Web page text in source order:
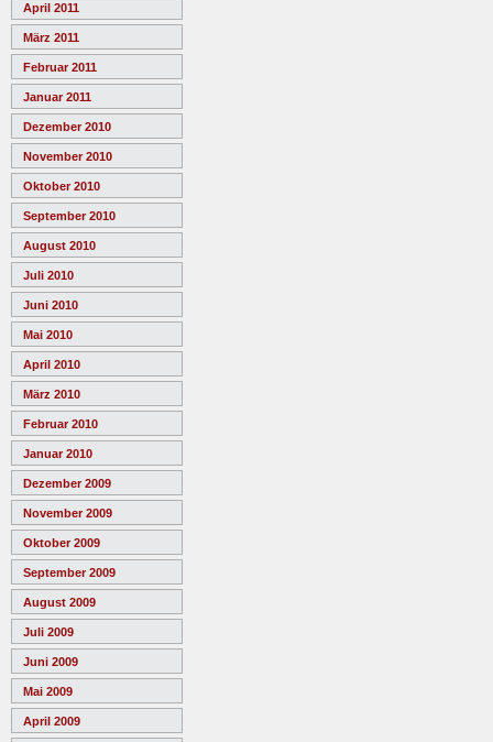
April 2011
März 2011
Februar 2011
Januar 2011
Dezember 2010
November 2010
Oktober 2010
September 2010
August 2010
Juli 2010
Juni 2010
Mai 2010
April 2010
März 2010
Februar 2010
Januar 2010
Dezember 2009
November 2009
Oktober 2009
September 2009
August 2009
Juli 2009
Juni 2009
Mai 2009
April 2009